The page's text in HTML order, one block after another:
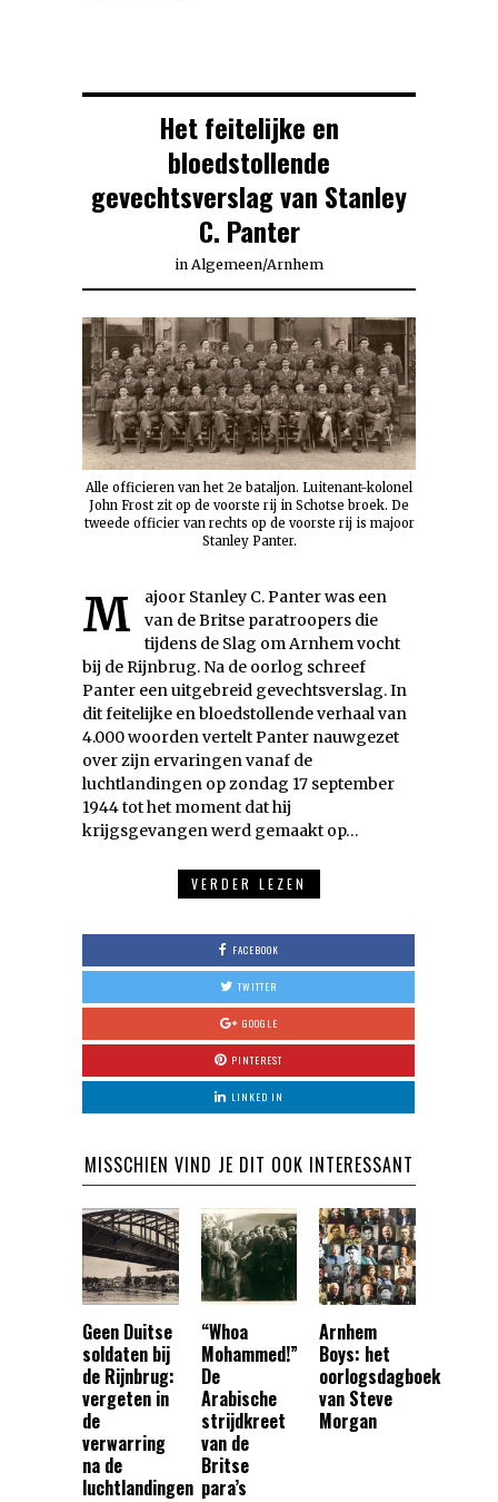
Het feitelijke en
bloedstollende
gevechtsverslag van Stanley
C. Panter
in Algemeen/Arnhem
Alle officieren van het 2e bataljon. Luitenant-kolonel
John Frost zit op de voorste rij in Schotse broek. De
tweede officier van rechts op de voorste rij is majoor
Stanley Panter.
Majoor Stanley C. Panter was een
van de Britse paratroopers die
tijdens de Slag om Arnhem vocht
bij de Rijnbrug. Na de oorlog schreef
Panter een uitgebreid gevechtsverslag. In
dit feitelijke en bloedstollende verhaal van
4.000 woorden vertelt Panter nauwgezet
over zijn ervaringen vanaf de
luchtlandingen op zondag 17 september
1944 tot het moment dat hij
krijgsgevangen werd gemaakt op…
VERDER LEZEN
FACEBOOK
TWITTER
GOOGLE
PINTEREST
LINKED IN
MISSCHIEN VIND JE DIT OOK INTERESSANT
Geen Duitse
soldaten bij
de Rijnbrug:
vergeten in
de
verwarring
na de
luchtlandingen
“Whoa
Mohammed!”
De
Arabische
strijdkreet
van de
Britse
para’s
Arnhem
Boys: het
oorlogsdagboek
van Steve
Morgan